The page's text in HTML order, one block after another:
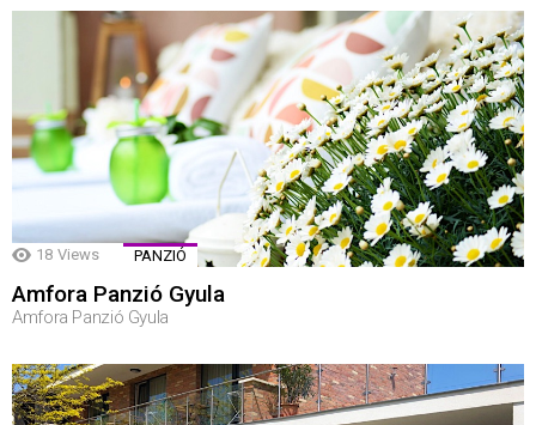
18 Views PANZIÓ
Amfora Panzió Gyula
Amfora Panzió Gyula